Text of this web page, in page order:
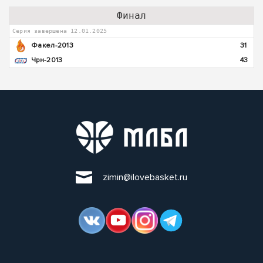
Финал
Серия завершена 12.01.2025
Факел-2013
31
Чрн-2013
43
zimin@ilovebasket.ru